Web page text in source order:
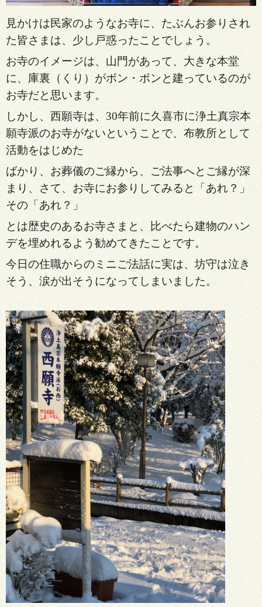
見かけは民家のようなお寺に、たぶんお参りされ
た皆さまは、少し戸惑ったこ とでしょう。
お寺のイメージは、山門があって、大きな本堂
に、庫裏（くり）がボン・ ボンと建っているのが
お寺だと思います。
しかし、西願寺は、30年前に久喜市に浄土真宗本
願寺派のお寺がないということで、布教所として
活動をはじめた
ばかり、お葬儀のご縁から、ご法事へとご縁が深
まり、さて、お寺にお参りしてみると「あれ？」
その「あれ？」
とは歴史のあるお寺さまと、比べたら建物のハン
デを埋めれるよう勧めてきたことです。
今日の住職からのミ ニご法話に実は、坊守は泣き
そう、涙が出そう になってしまいました。